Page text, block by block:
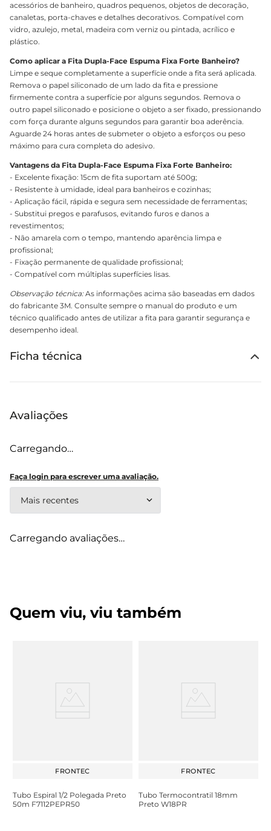
acessórios de banheiro, quadros pequenos, objetos de decoração,
canaletas, porta-chaves e detalhes decorativos. Compatível com
vidro, azulejo, metal, madeira com verniz ou pintada, acrílico e
plástico.
Como aplicar a Fita Dupla-Face Espuma Fixa Forte Banheiro?
Limpe e seque completamente a superfície onde a fita será aplicada.
Remova o papel siliconado de um lado da fita e pressione
firmemente contra a superfície por alguns segundos. Remova o
outro papel siliconado e posicione o objeto a ser fixado, pressionando
com força durante alguns segundos para garantir boa aderência.
Aguarde 24 horas antes de submeter o objeto a esforços ou peso
máximo para cura completa do adesivo.
Vantagens da Fita Dupla-Face Espuma Fixa Forte Banheiro:
- Excelente fixação: 15cm de fita suportam até 500g;
- Resistente à umidade, ideal para banheiros e cozinhas;
- Aplicação fácil, rápida e segura sem necessidade de ferramentas;
- Substitui pregos e parafusos, evitando furos e danos a
revestimentos;
- Não amarela com o tempo, mantendo aparência limpa e
profissional;
- Fixação permanente de qualidade profissional;
- Compatível com múltiplas superfícies lisas.
Observação técnica:As informações acima são baseadas em dados
do fabricante 3M. Consulte sempre o manual do produto e um
técnico qualificado antes de utilizar a fita para garantir segurança e
desempenho ideal.
Ficha técnica
Avaliações
Carregando…
Faça login para escrever uma avaliação.
Mais recentes
Carregando avaliações…
Quem viu, viu também
FRONTEC
Tubo Espiral 1/2 Polegada Preto
50m F7112PEPR50
FRONTEC
Tubo Termocontratil 18mm
Preto W18PR